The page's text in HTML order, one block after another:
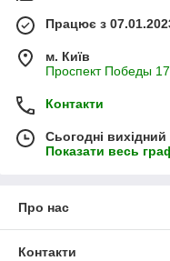
Працює з
м. Київ
Проспект Победы
Контакти
Сьогодні вихідний
Показати весь
Про нас
Контакти